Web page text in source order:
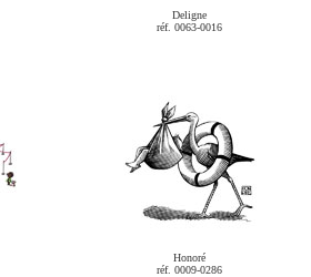
Deligne
réf. 0063-0016
Honoré
réf. 0009-0286